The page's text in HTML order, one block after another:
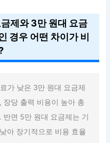
제와 3만 원대 요금
경우 어떤 차이가 비
가 낮은 3만 원대 요금제
장당 출력 비용이 높아 총
면 5만 원대 요금제는 기
아 장기적으로 비용 효율